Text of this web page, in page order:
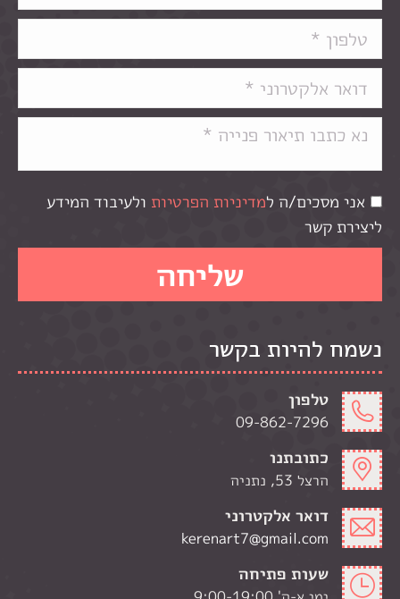
אני מסכים/ה למדיניות הפרטיות ולעיבוד המידע
ליצירת קשר
נשמח להיות בקשר
טלפון
09-862-7296
כתובתנו
הרצל 53, נתניה
דואר אלקטרוני
kerenart7@gmail.com
שעות פתיחה